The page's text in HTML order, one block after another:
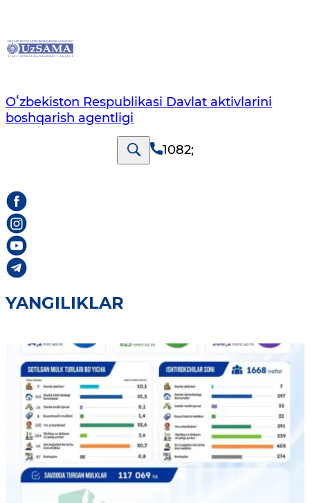
Oʻzbekiston Respublikasi Davlat aktivlarini
boshqarish agentligi
1082;
YANGILIKLAR